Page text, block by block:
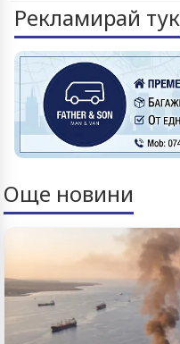
Рекламирай тук
Още новини